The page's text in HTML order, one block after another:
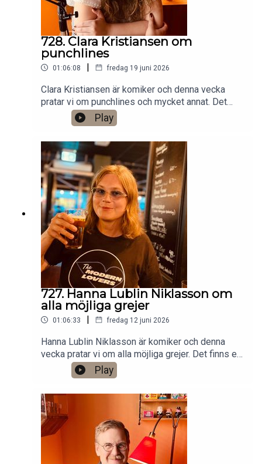
728. Clara Kristiansen om
punchlines
01:06:08 | fredag 19 juni 2026
Clara Kristiansen är komiker och denna vecka
pratar vi om punchlines och mycket annat. Det
finns ett bonusavsnitt på 39 minuter för dig som
donerar valfri summa till den här podden på
Patreon:
https://www.patreon.com/arkivsamtalFestar! Ny
turné med Simon Gärdenfors och Anton
Magnusson 2026.Jag har andra standupgig i bl.a.
Stockholm. Min film Serietecknaren finns nu på
VHS SF
Anytime!https://www.gardenfors.comSwish:
0760724728X: @gardenforsInstagram:
@gardenfors
Play
727. Hanna Lublin Niklasson om
alla möjliga grejer
01:06:33 | fredag 12 juni 2026
Hanna Lublin Niklasson är komiker och denna
vecka pratar vi om alla möjliga grejer. Det finns ett
bonusavsnitt på 46 minuter för dig som donerar
valfri summa till den här podden på Patreon:
https://www.patreon.com/arkivsamtalFestar! Ny
turné med Simon Gärdenfors och Anton
Magnusson 2026.Jag har andra standupgig i bl.a.
Stockholm. Min film Serietecknaren finns nu på
VHS SF
Anytime!https://www.gardenfors.comSwish:
Play